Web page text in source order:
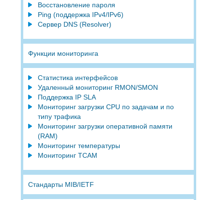
Восстановление пароля
Ping (поддержка IPv4/IPv6)
Сервер DNS (Resolver)
Функции мониторинга
Статистика интерфейсов
Удаленный мониторинг RMON/SMON
Поддержка IP SLA
Мониторинг загрузки CPU по задачам и по
типу трафика
Мониторинг загрузки оперативной памяти
(RAM)
Мониторинг температуры
Мониторинг TCAM
Стандарты MIB/IETF